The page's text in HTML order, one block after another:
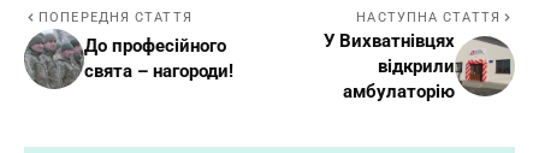
ПОПЕРЕДНЯ СТАТТЯ
До професійного
свята – нагороди!
НАСТУПНА СТАТТЯ
У Вихватнівцях
відкрили
амбулаторію